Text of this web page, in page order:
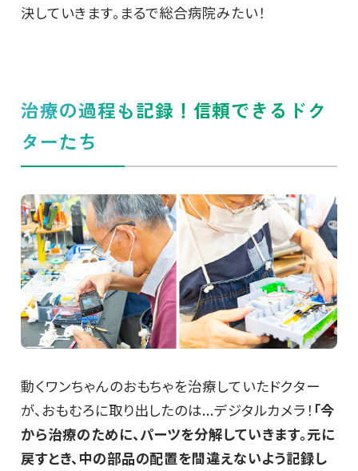
決していきます。まるで総合病院みたい！
治療の過程も記録！信頼できるドク
ターたち
動くワンちゃんのおもちゃを治療していたドクター
が、おもむろに取り出したのは...デジタルカメラ！ 「今
から治療のために、パーツを分解していきます。元に
戻すとき、中の部品の配置を間違えないよう記録し